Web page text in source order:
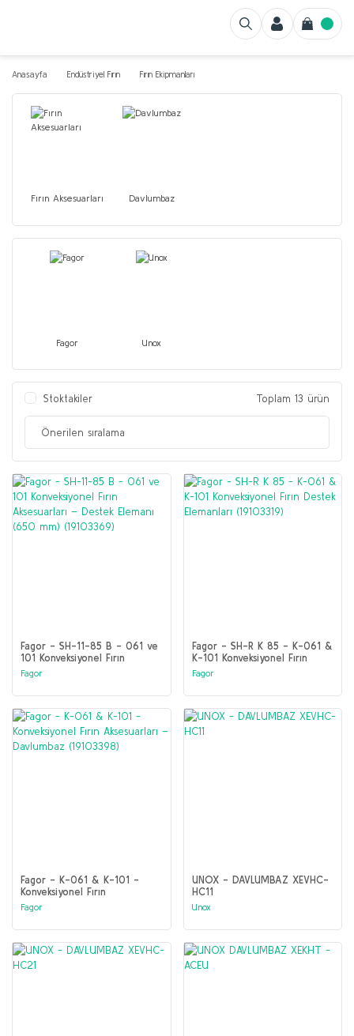
Anasayfa Endüstriyel Fırın Fırın Ekipmanları
Fırın Aksesuarları Davlumbaz
Fagor Unox
Stoktakiler Toplam 13 ürün
Fagor - SH-11-85 B - 061 ve
101 Konveksiyonel Fırın
Aksesuarları – Destek
Elemanı (650 mm)
(19103369)
Fagor
Fagor - SH-R K 85 - K-061 &
K-101 Konveksiyonel Fırın
Destek Elemanları (19103319)
Fagor
Fagor - K-061 & K-101 -
Konveksiyonel Fırın
Aksesuarları – Davlumbaz
(19103398)
Fagor
UNOX - DAVLUMBAZ XEVHC-
HC11
Unox